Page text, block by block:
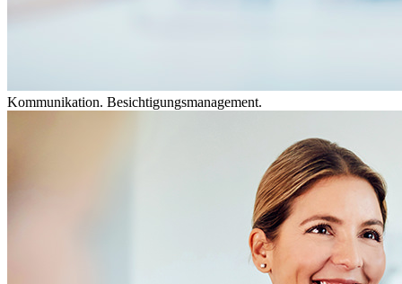
Kommunikation. Besichtigungsmanagement.